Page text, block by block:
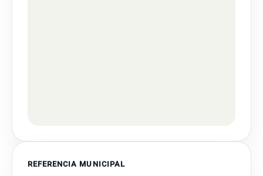
REFERENCIA MUNICIPAL